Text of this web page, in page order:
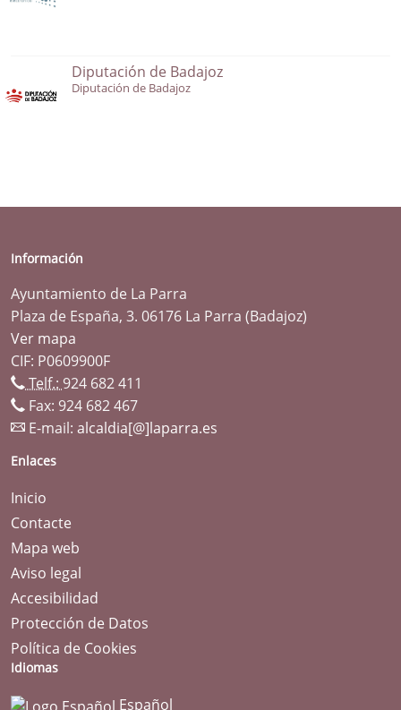
Diputación de Badajoz
Diputación de Badajoz
Información
Ayuntamiento de La Parra
Plaza de España, 3. 06176 La Parra (Badajoz)
Ver mapa
CIF: P0609900F
Telf.: 924 682 411
Fax: 924 682 467
E-mail: alcaldia[@]laparra.es
Enlaces
Inicio
Contacte
Mapa web
Aviso legal
Accesibilidad
Protección de Datos
Política de Cookies
Idiomas
Español